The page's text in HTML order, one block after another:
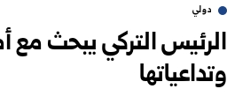
دولي
الرئيس التركي يبحث
وتداعياتها